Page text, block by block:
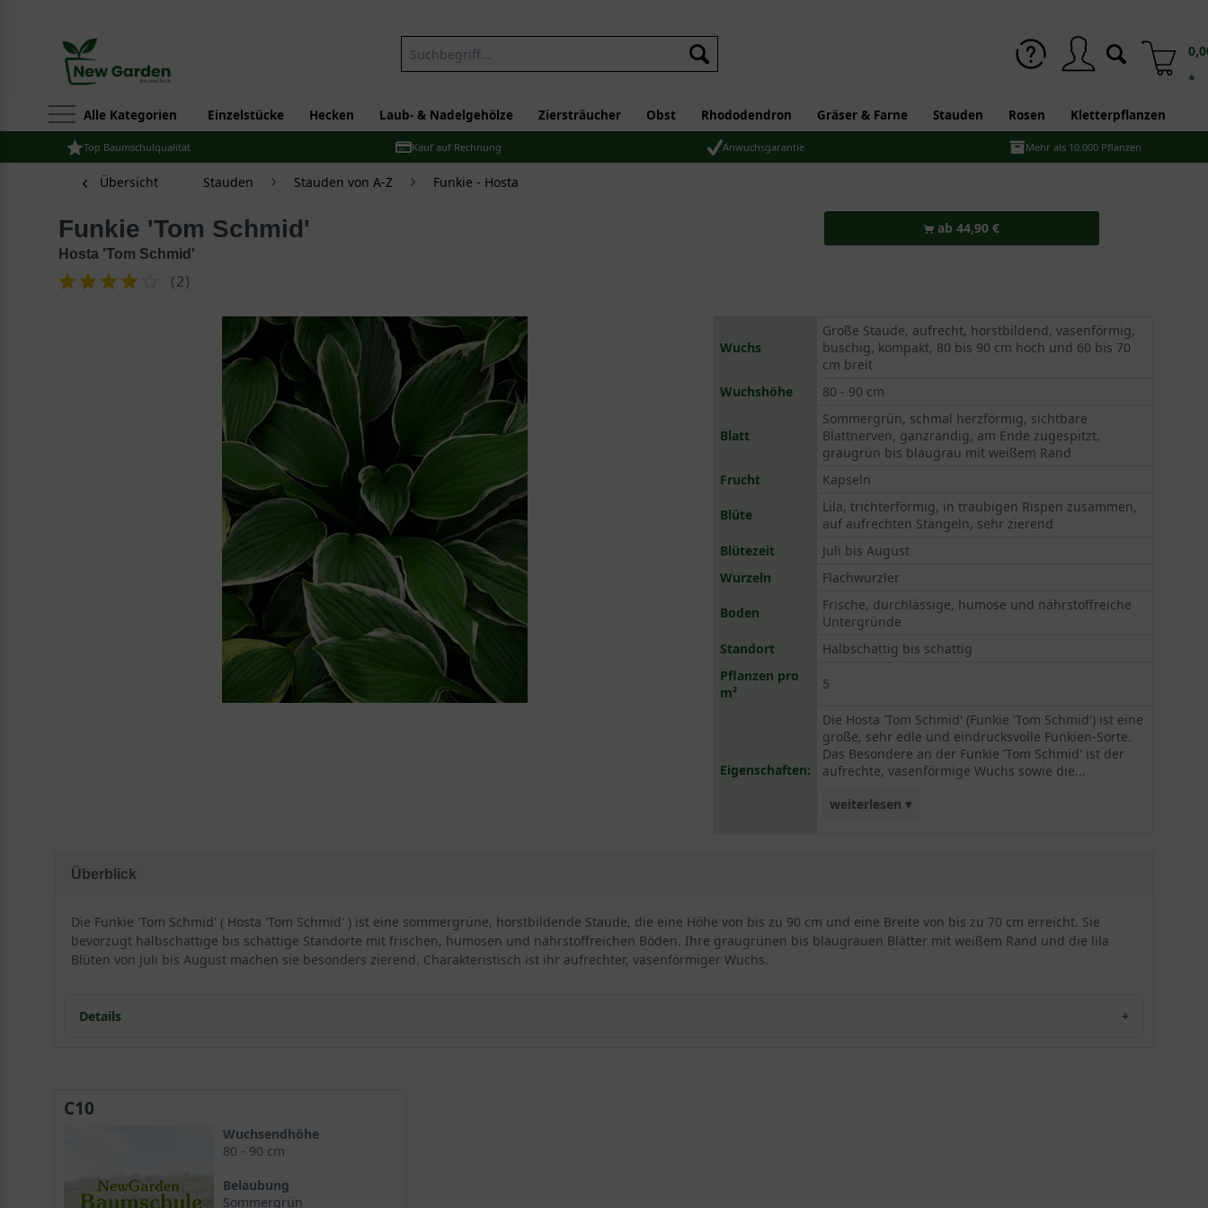
*
Alle Kategorien Einzelstücke Hecken Laub- & Nadelgehölze Ziersträucher Obst Rhododendron Gräser & Farne Stauden Rosen Kletterpflanzen
Top Baumschulqualität Kauf auf Rechnung Anwuchsgarantie Mehr als 10.000 Pflanzen
Übersicht Stauden Stauden von A-Z Funkie - Hosta
Funkie 'Tom Schmid'
Hosta 'Tom Schmid'
(2)
ab 44,90 €
Wuchs
Große Staude, aufrecht, horstbildend, vasenförmig,
buschig, kompakt, 80 bis 90 cm hoch und 60 bis 70
cm breit
Wuchshöhe
80 - 90 cm
Blatt
Sommergrün, schmal herzförmig, sichtbare
Blattnerven, ganzrandig, am Ende zugespitzt,
graugrün bis blaugrau mit weißem Rand
Frucht
Kapseln
Blüte
Lila, trichterförmig, in traubigen Rispen zusammen,
auf aufrechten Stängeln, sehr zierend
Blütezeit
Juli bis August
Wurzeln
Flachwurzler
Boden
Frische, durchlässige, humose und nährstoffreiche
Untergründe
Standort
Halbschattig bis schattig
Pflanzen pro
m²
5
Eigenschaften:
Die Hosta 'Tom Schmid' (Funkie 'Tom Schmid') ist eine
große, sehr edle und eindrucksvolle Funkien-Sorte.
Das Besondere an der Funkie 'Tom Schmid' ist der
aufrechte, vasenförmige Wuchs sowie die...
weiterlesen ▾
diese Sorte als Solitärelement in Ihren Garten
integrieren. Insgesamt erweist sich die Funkie
'Tom Schmid' als robust und zuverlässig
Überblick
Die Funkie 'Tom Schmid' ( Hosta 'Tom Schmid' ) ist eine sommergrüne, horstbildende Staude, die eine Höhe von bis zu 90 cm und eine Breite von bis zu 70 cm erreicht. Sie
bevorzugt halbschattige bis schattige Standorte mit frischen, humosen und nährstoffreichen Böden. Ihre graugrünen bis blaugrauen Blätter mit weißem Rand und die lila
Blüten von Juli bis August machen sie besonders zierend. Charakteristisch ist ihr aufrechter, vasenförmiger Wuchs.
Details
Wuchshöhe und Habitus
Der ideale Standort für langlebige Pracht
Lichtverhältnisse für die Funkie 'Tom Schmid'
Blütenpracht und Laubschmuck der Hosta 'Tom Schmid'
C10
Wuchsendhöhe
80 - 90 cm
Belaubung
Sommergrün